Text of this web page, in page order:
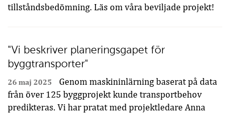
tillståndsbedömning. Läs om våra beviljade projekt!
"Vi beskriver planeringsgapet för
byggtransporter"
26 maj 2025
Genom maskininlärning baserat på data
från över 125 byggprojekt kunde transportbehov
predikteras. Vi har pratat med projektledare Anna